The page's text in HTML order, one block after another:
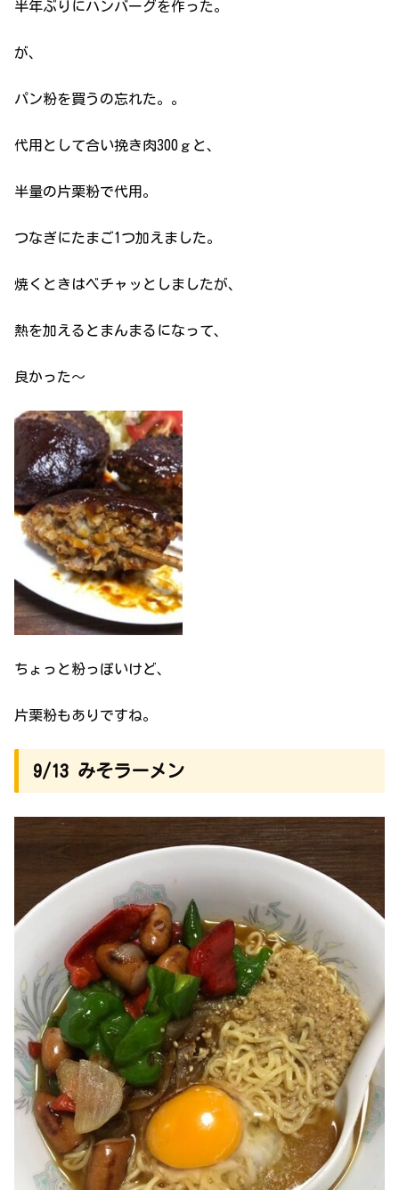
半年ぶりにハンバーグを作った。
が、
パン粉を買うの忘れた。。
代用として合い挽き肉300ｇと、
半量の片栗粉で代用。
つなぎにたまご1つ加えました。
焼くときはベチャッとしましたが、
熱を加えるとまんまるになって、
良かった〜
ちょっと粉っぽいけど、
片栗粉もありですね。
9/13 みそラーメン